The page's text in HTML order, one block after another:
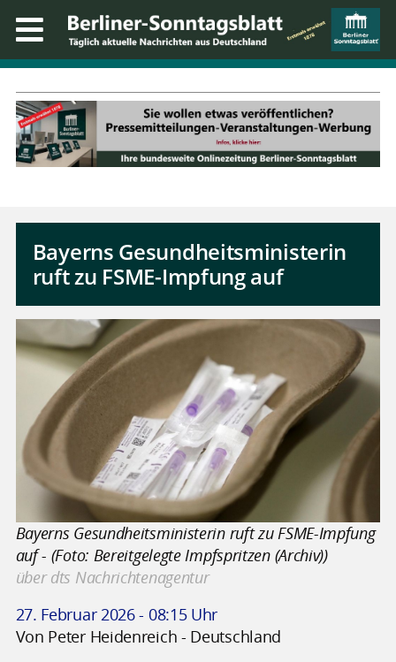
Bayerns Gesundheitsministerin
ruft zu FSME-Impfung auf
Bayerns Gesundheitsministerin ruft zu FSME-Impfung
auf - (Foto: Bereitgelegte Impfspritzen (Archiv))
über dts Nachrichtenagentur
27. Februar 2026 - 08:15 Uhr
Von Peter Heidenreich - Deutschland